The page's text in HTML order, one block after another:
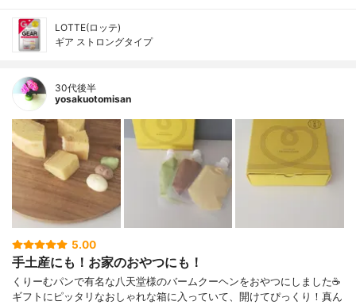
LOTTE(ロッテ)
ギア ストロングタイプ
30代後半
yosakuotomisan
5.00
手土産にも！お家のおやつにも！
くりーむパンで有名な八天堂様のバームクーヘンをおやつにしました☕
ギフトにピッタリなおしゃれな箱に入っていて、開けてぴっくり！真ん